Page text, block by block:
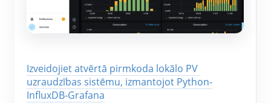
Izveidojiet atvērtā pirmkoda lokālo PV
uzraudzības sistēmu, izmantojot Python-
InfluxDB-Grafana